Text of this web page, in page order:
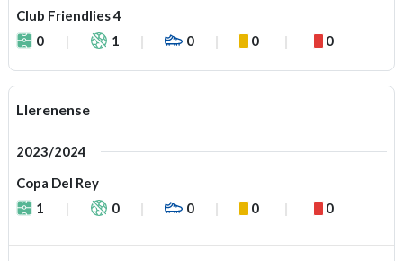
Club Friendlies 4
0
1 0 0 0
Llerenense
2023/2024
Copa Del Rey
1
0 0 0 0